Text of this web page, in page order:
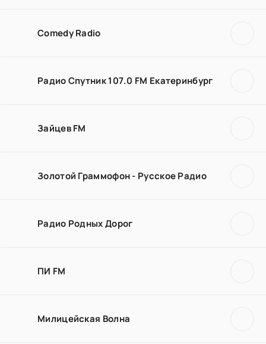
Comedy Radio
Радио Спутник 107.0 FM Екатеринбург
Зайцев FM
Золотой Граммофон - Русское Радио
Радио Родных Дорог
ПИ FM
Милицейская Волна